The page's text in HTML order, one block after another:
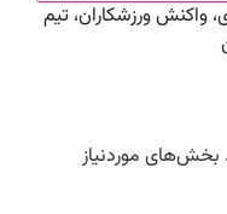
واکنش ورزشکاران، تیم
بخش‌های موردنیاز